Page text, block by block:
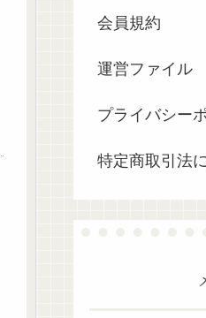
会員規約
運営ファイル
プライバシー
特定商取引法